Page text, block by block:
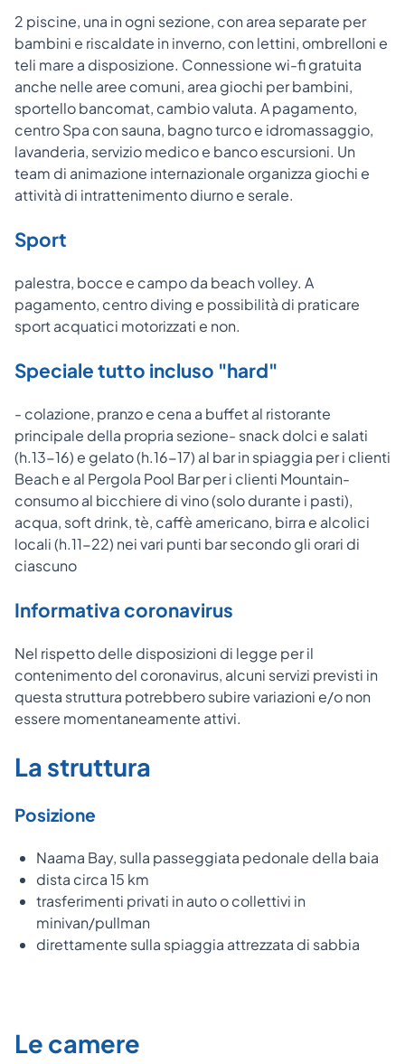
2 piscine, una in ogni sezione, con area separate per
bambini e riscaldate in inverno, con lettini, ombrelloni e
teli mare a disposizione. Connessione wi-fi gratuita
anche nelle aree comuni, area giochi per bambini,
sportello bancomat, cambio valuta. A pagamento,
centro Spa con sauna, bagno turco e idromassaggio,
lavanderia, servizio medico e banco escursioni. Un
team di animazione internazionale organizza giochi e
attività di intrattenimento diurno e serale.
Sport
palestra, bocce e campo da beach volley. A
pagamento, centro diving e possibilità di praticare
sport acquatici motorizzati e non.
Speciale tutto incluso "hard"
- colazione, pranzo e cena a buffet al ristorante
principale della propria sezione- snack dolci e salati
(h.13-16) e gelato (h.16-17) al bar in spiaggia per i clienti
Beach e al Pergola Pool Bar per i clienti Mountain-
consumo al bicchiere di vino (solo durante i pasti),
acqua, soft drink, tè, caffè americano, birra e alcolici
locali (h.11-22) nei vari punti bar secondo gli orari di
ciascuno
Informativa coronavirus
Nel rispetto delle disposizioni di legge per il
contenimento del coronavirus, alcuni servizi previsti in
questa struttura potrebbero subire variazioni e/o non
essere momentaneamente attivi.
La struttura
Posizione
Naama Bay, sulla passeggiata pedonale della baia
dista circa 15 km
trasferimenti privati in auto o collettivi in
minivan/pullman
direttamente sulla spiaggia attrezzata di sabbia
Le camere